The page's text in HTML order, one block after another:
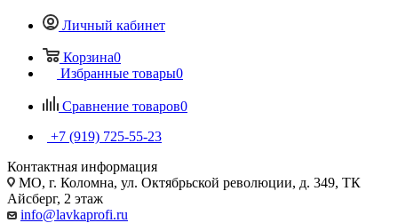
Личный кабинет
Корзина0
Избранные товары0
Сравнение товаров0
+7 (919) 725-55-23
Контактная информация
МО, г. Коломна, ул. Октябрьской революции, д. 349, ТК
Айсберг, 2 этаж
info@lavkaprofi.ru